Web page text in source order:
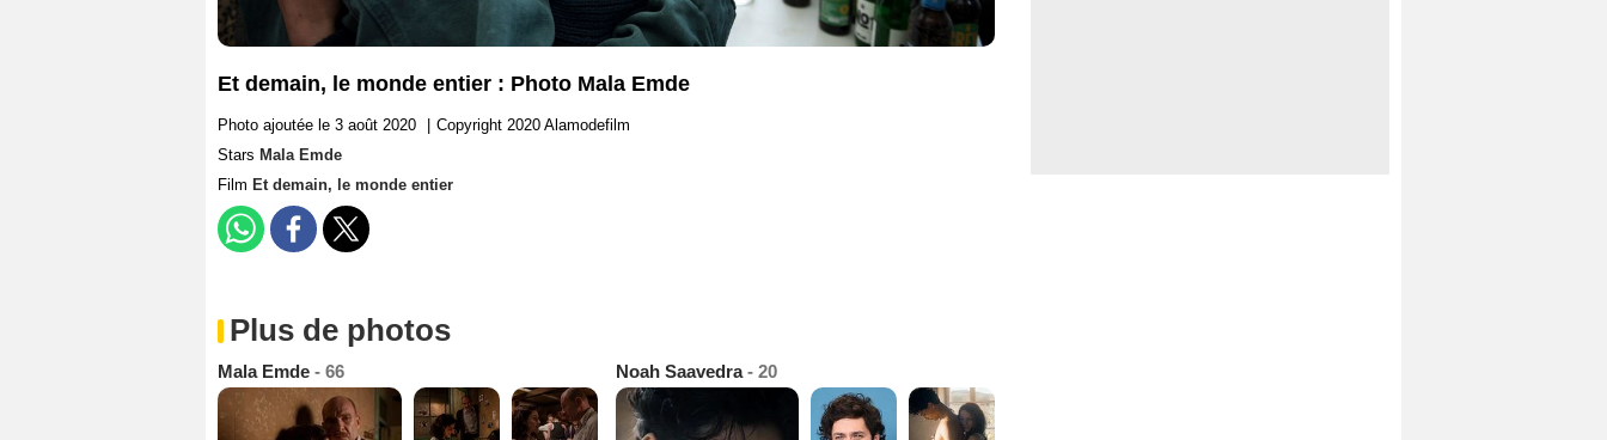
Et demain, le monde entier : Photo Mala Emde
Photo ajoutée le 3 août 2020
Copyright 2020 Alamodefilm
Stars Mala Emde
Film Et demain, le monde entier
Plus de photos
Mala Emde - 66 Noah Saavedra- 20